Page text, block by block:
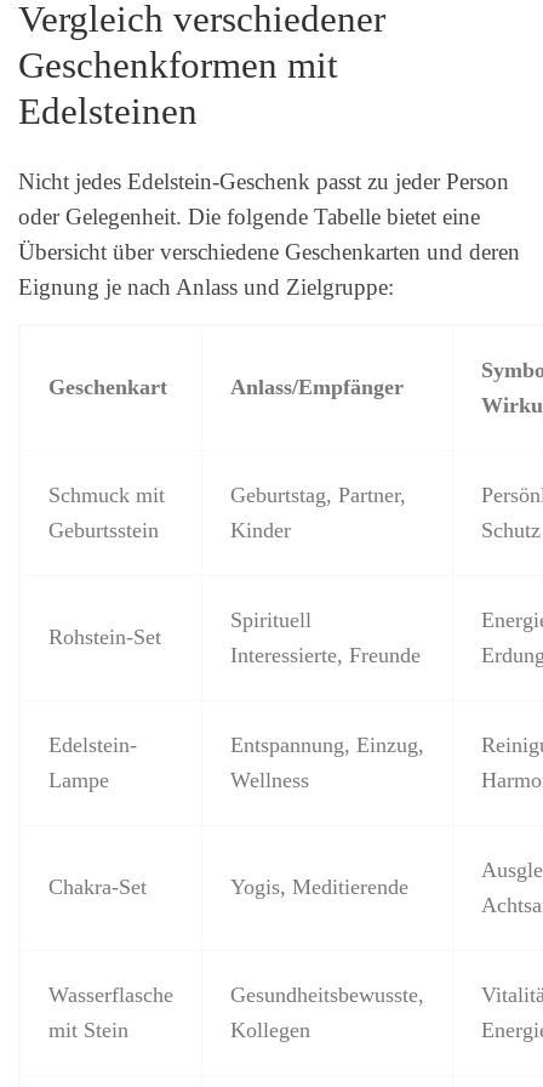
Vergleich verschiedener
Geschenkformen mit
Edelsteinen
Nicht jedes Edelstein-Geschenk passt zu jeder Person
oder Gelegenheit. Die folgende Tabelle bietet eine
Übersicht über verschiedene Geschenkarten und deren
Eignung je nach Anlass und Zielgruppe:
Geschenkart Anlass/Empfänger
Schmuck mit
Geburtsstein
Geburtstag, Partner,
Kinder
Schutz
Rohstein-Set
Spirituell
Interessierte, Freunde
Edelstein-
Lampe
Entspannung, Einzug,
Wellness
Chakra-Set Yogis, Meditierende
Wasserflasche
mit Stein
Gesundheitsbewusste,
Kollegen